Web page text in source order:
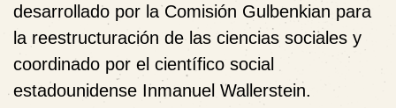
desarrollado por la Comisión Gulbenkian para
la reestructuración de las ciencias sociales y
coordinado por el científico social
estadounidense Inmanuel Wallerstein.